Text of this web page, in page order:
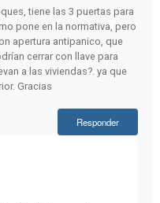
tiene las 3 puertas para
pone en la normativa, pero
apertura antipanico, que
cerrar con llave para
a las viviendas?. ya que
Gracias
Responder